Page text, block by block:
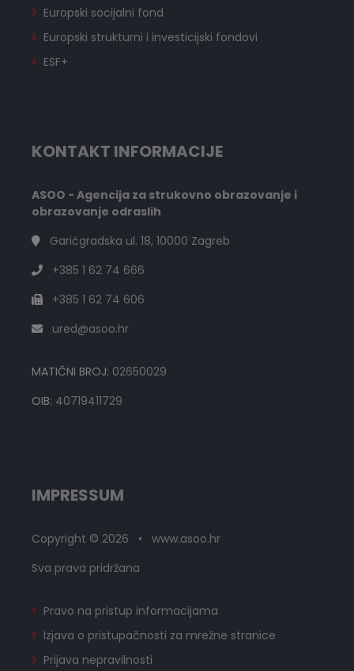
Europski socijalni fond
Europski strukturni i investicijski fondovi
ESF+
KONTAKT INFORMACIJE
ASOO - Agencija za strukovno obrazovanje i
obrazovanje odraslih
Garićgradska ul. 18, 10000 Zagreb
+385 1 62 74 666
+385 1 62 74 606
ured@asoo.hr
MATIČNI BROJ: 02650029
OIB: 40719411729
IMPRESSUM
Copyright © 2026 • www.asoo.hr
Sva prava pridržana
Pravo na pristup informacijama
Izjava o pristupačnosti za mrežne stranice
Prijava nepravilnosti